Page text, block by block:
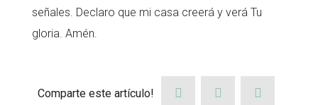
señales. Declaro que mi casa creerá y verá Tu
gloria. Amén.
Comparte este artículo!